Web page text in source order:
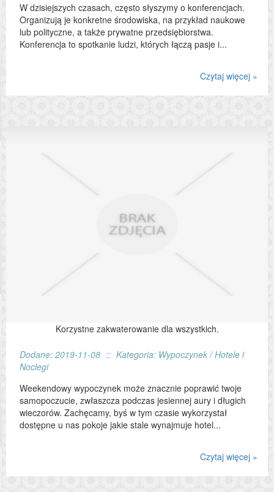
W dzisiejszych czasach, często słyszymy o konferencjach.
Organizują je konkretne środowiska, na przykład naukowe
lub polityczne, a także prywatne przedsiębiorstwa.
Konferencja to spotkanie ludzi, których łączą pasje i...
Czytaj więcej »
Korzystne zakwaterowanie dla wszystkich.
Dodane: 2019-11-08 :: Kategoria: Wypoczynek / Hotele i
Noclegi
Weekendowy wypoczynek może znacznie poprawić twoje
samopoczucie, zwłaszcza podczas jesiennej aury i długich
wieczorów. Zachęcamy, byś w tym czasie wykorzystał
dostępne u nas pokoje jakie stale wynajmuje hotel...
Czytaj więcej »